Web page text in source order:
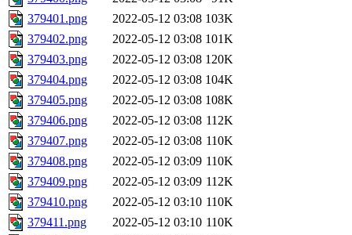
379401.png
2022-05-12 03:08 103K
379402.png
2022-05-12 03:08 101K
379403.png
2022-05-12 03:08 120K
379404.png
2022-05-12 03:08 104K
379405.png
2022-05-12 03:08 108K
379406.png
2022-05-12 03:08 112K
379407.png
2022-05-12 03:08 110K
379408.png
2022-05-12 03:09 110K
379409.png
2022-05-12 03:09 112K
379410.png
2022-05-12 03:10 110K
379411.png
2022-05-12 03:10 110K